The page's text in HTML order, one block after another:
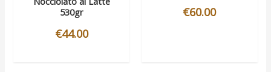
530gr
€44.00
€60.00